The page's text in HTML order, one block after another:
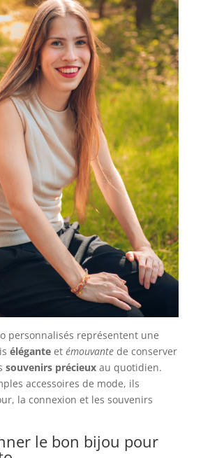
personnalisés représentent une
éléganteet émouvantede conserver
souvenirs précieuxau quotidien.
accessoires de mode, ils
la connexion et les souvenirs
le bon bijou pour